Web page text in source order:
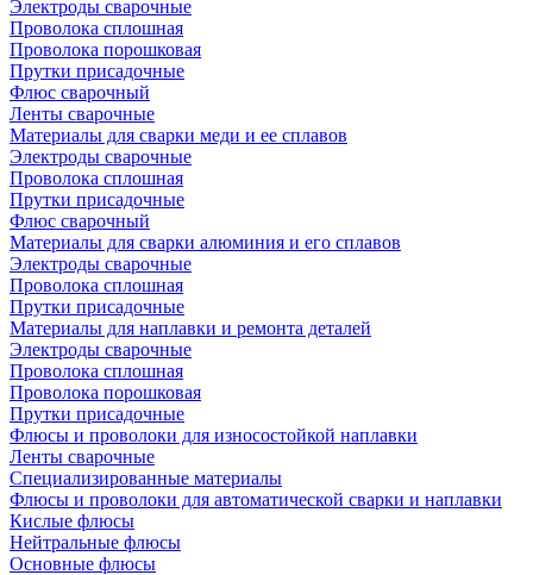
Электроды сварочные
Проволока сплошная
Проволока порошковая
Прутки присадочные
Флюс сварочный
Ленты сварочные
Материалы для сварки меди и ее сплавов
Электроды сварочные
Проволока сплошная
Прутки присадочные
Флюс сварочный
Материалы для сварки алюминия и его сплавов
Электроды сварочные
Проволока сплошная
Прутки присадочные
Материалы для наплавки и ремонта деталей
Электроды сварочные
Проволока сплошная
Проволока порошковая
Прутки присадочные
Флюсы и проволоки для износостойкой наплавки
Ленты сварочные
Специализированные материалы
Флюсы и проволоки для автоматической сварки и наплавки
Кислые флюсы
Нейтральные флюсы
Основные флюсы